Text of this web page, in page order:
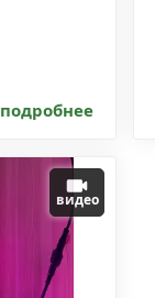
подробнее
видео